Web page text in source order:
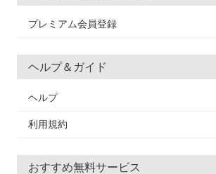
プレミアム会員登録
ヘルプ＆ガイド
ヘルプ
利用規約
おすすめ無料サービス